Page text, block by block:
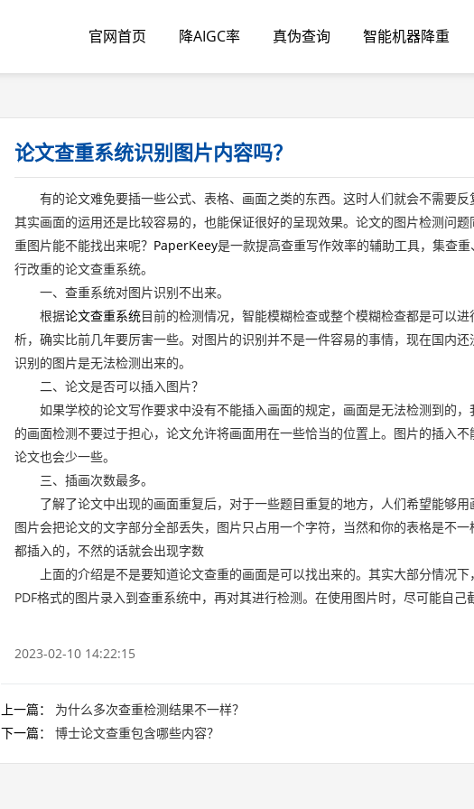
官网首页 降AIGC率 真伪查询 智能机器降重
论文查重系统识别图片内容吗？
有的论文难免要插一些公式、表格、画面之类的东西。这时人们就会不需要
其实画面的运用还是比较容易的，也能保证很好的呈现效果。论文的图片检测问
重图片能不能找出来呢？ PaperKeey是一款提高查重写作效率的辅助工具，集查
行改重的论文查重系统。
一、查重系统对图片识别不出来。
根据论文查重系统目前的检测情况，智能模糊检查或整个模糊检查都是可以
析，确实比前几年要厉害一些。对图片的识别并不是一件容易的事情，现在国内
识别的图片是无法检测出来的。
二、论文是否可以插入图片？
如果学校的论文写作要求中没有不能插入画面的规定，画面是无法检测到的
的画面检测不要过于担心，论文允许将画面用在一些恰当的位置上。图片的插入
论文也会少一些。
三、插画次数最多。
了解了论文中出现的画面重复后，对于一些题目重复的地方，人们希望能够
图片会把论文的文字部分全部丢失，图片只占用一个字符，当然和你的表格是不
都插入的，不然的话就会出现字数
上面的介绍是不是要知道论文查重的画面是可以找出来的。其实大部分情况
PDF格式的图片录入到查重系统中，再对其进行检测。在使用图片时，尽可能自己
2023-02-10 14:22:15
上一篇： 为什么多次查重检测结果不一样？
下一篇： 博士论文查重包含哪些内容？